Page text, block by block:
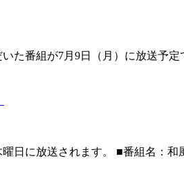
た番組が7月9日（月）に放送予
日に放送されます。 ■番組名：